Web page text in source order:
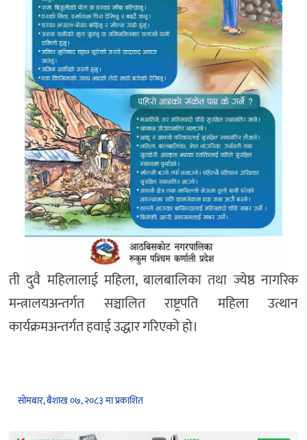
ती दुवै महिलालाई महिला, बालबालिका तथा ज्येष्ठ नागरिक
मन्त्रालयअन्तर्गत सञ्चालित राष्ट्रपति महिला उत्थान
कार्यक्रमअन्तर्गत हवाई उद्धार गरिएको हो।
सोमबार, बैशाख ०७, २०८३ मा प्रकाशित